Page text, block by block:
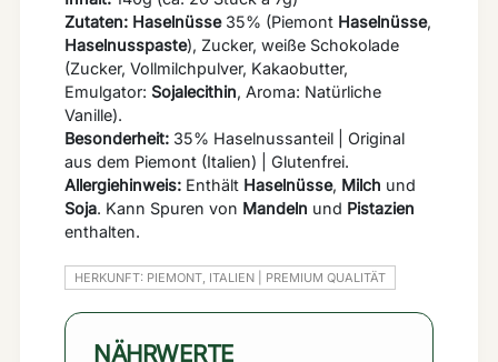
Zutaten: Haselnüsse35% (Piemont Haselnüsse,
Haselnusspaste), Zucker, weiße Schokolade
(Zucker, Vollmilchpulver, Kakaobutter,
Emulgator: Sojalecithin, Aroma: Natürliche
Vanille).
Besonderheit: 35% Haselnussanteil | Original
aus dem Piemont (Italien) | Glutenfrei.
Allergiehinweis: Enthält Haselnüsse, Milch und
Soja. Kann Spuren von Mandeln und Pistazien
enthalten.
HERKUNFT: PIEMONT, ITALIEN | PREMIUM QUALITÄT
NÄHRWERTE